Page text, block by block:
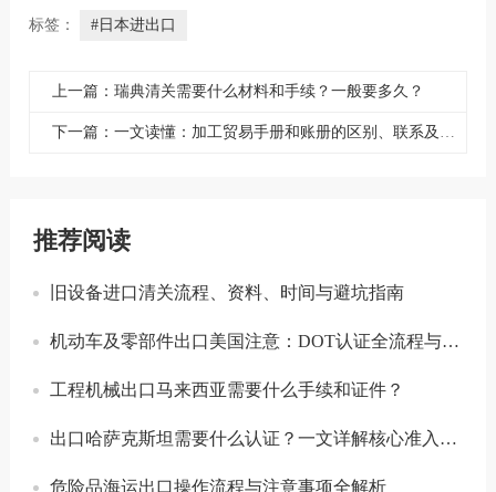
标签： #日本进出口
上一篇：瑞典清关需要什么材料和手续？一般要多久？
推荐阅读
旧设备进口清关流程、资料、时间与避坑指南
机动车及零部件出口美国注意：DOT认证全流程与合规要点详解
工程机械出口马来西亚需要什么手续和证件？
出口哈萨克斯坦需要什么认证？一文详解核心准入要求
危险品海运出口操作流程与注意事项全解析